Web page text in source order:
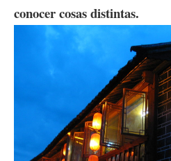
conocer cosas distintas.